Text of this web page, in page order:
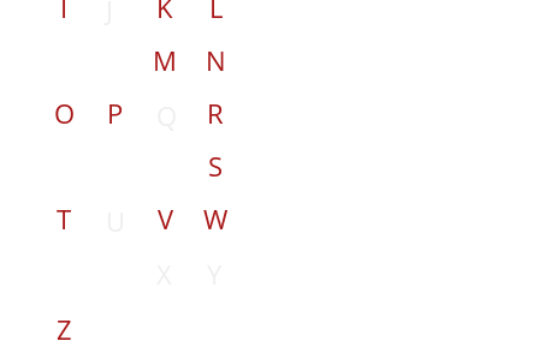
I
K
L
M
N
O
P
R
S
T
V
W
Z